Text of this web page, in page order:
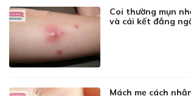
Coi thường mụn
và cái kết đắng
Mách mẹ cách